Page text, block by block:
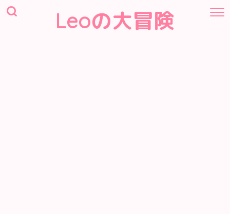
Leoの大冒険